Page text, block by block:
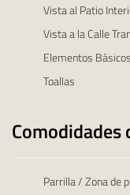
Vista al Patio
Vista a la Calle
Elementos
Toallas
Comodidades
Parrilla / Zona de